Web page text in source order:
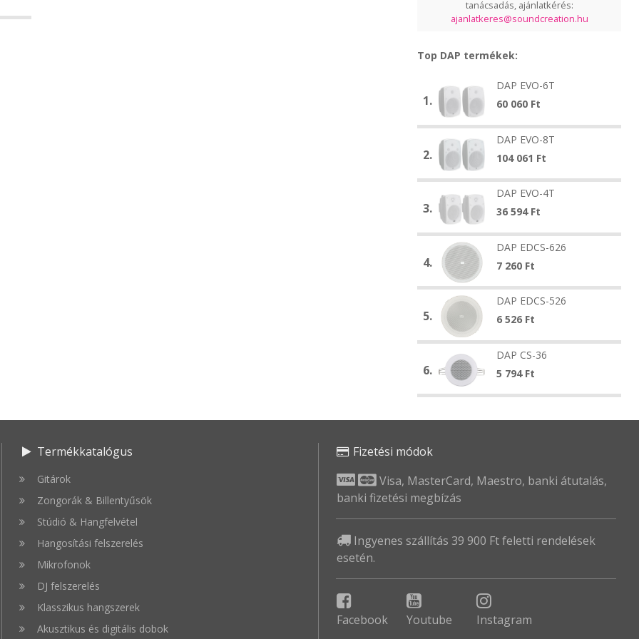
tanácsadás, ajánlatkérés:
ajanlatkeres@soundcreation.hu
Top DAP termékek:
EVO-
1.
DAP
EVO-
6T
DAP EVO-6T
60 060 Ft
EVO-
2.
DAP
EVO-
8T
DAP EVO-8T
104 061 Ft
EVO-
3.
DAP
EVO-
4T
DAP EVO-4T
36 594 Ft
EDCS-
4.
DAP
EDCS-
626
DAP EDCS-626
7 260 Ft
EDCS-
5.
DAP
EDCS-
526
DAP EDCS-526
6 526 Ft
CS-
6.
DAP
CS-
36
DAP CS-36
5 794 Ft
Termékkatalógus
Gitárok
Zongorák & Billentyűsök
Stúdió & Hangfelvétel
Hangosítási felszerelés
Mikrofonok
DJ felszerelés
Klasszikus hangszerek
Akusztikus és digitális dobok
Fizetési módok
Visa, MasterCard, Maestro, banki átutalás,
banki fizetési megbízás
Ingyenes szállítás 39 900 Ft feletti rendelések
esetén.
Facebook Youtube Instagram